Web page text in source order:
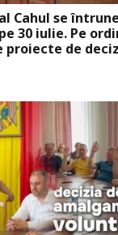
Cahul se
30 iulie. Pe
proiecte de